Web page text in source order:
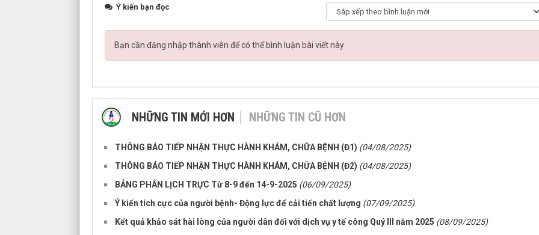
Ý kiến bạn đọc
Bạn cần đăng nhập thành viên để có thể bình luận bài viết này
NHỮNG TIN MỚI HƠN NHỮNG TIN CŨ HƠN
THÔNG BÁO TIẾP NHẬN THỰC HÀNH KHÁM, CHỮA BỆNH (Đ1) (04/08/2025)
THÔNG BÁO TIẾP NHẬN THỰC HÀNH KHÁM, CHỮA BỆNH (Đ2) (04/08/2025)
BẢNG PHÂN LỊCH TRỰC Từ 8-9 đến 14-9-2025 (06/09/2025)
Ý kiến tích cực của người bệnh- Động lực để cải tiến chất lượng (07/09/2025)
Kết quả khảo sát hài lòng của người dân đối với dịch vụ y tế công Quý III năm 2025 (08/09/2025)